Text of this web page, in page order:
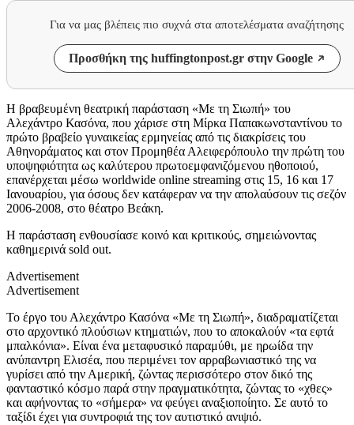
Για να μας βλέπεις πιο συχνά στα αποτελέσματα αναζήτησης
Προσθήκη της huffingtonpost.gr στην Google
Η βραβευμένη θεατρική παράσταση «Με τη Σιωπή» του
Αλεχάντρο Κασόνα, που χάρισε στη Μίρκα Παπακωνσταντίνου το
πρώτο βραβείο γυναικείας ερμηνείας από τις διακρίσεις του
Αθηνοράματος και στον Προμηθέα Αλειφερόπουλο την πρώτη του
υποψηφιότητα ως καλύτερου πρωτοεμφανιζόμενου ηθοποιού,
επανέρχεται μέσω worldwide online streaming στις 15, 16 και 17
Ιανουαρίου, για όσους δεν κατάφεραν να την απολαύσουν τις σεζόν
2006-2008, στο θέατρο Βεάκη.
Η παράσταση ενθουσίασε κοινό και κριτικούς, σημειώνοντας
καθημερινά sold out.
Advertisement
Advertisement
Το έργο του Αλεχάντρο Κασόνα «Με τη Σιωπή», διαδραματίζεται
στο αρχοντικό πλούσιων κτηματιών, που το αποκαλούν «τα εφτά
μπαλκόνια». Είναι ένα μεταφυσικό παραμύθι, με ηρωίδα την
ανύπαντρη Ελισέα, που περιμένει τον αρραβωνιαστικό της να
γυρίσει από την Αμερική, ζώντας περισσότερο στον δικό της
φανταστικό κόσμο παρά στην πραγματικότητα, ζώντας το «χθες»
και αφήνοντας το «σήμερα» να φεύγει αναξιοποίητο. Σε αυτό το
ταξίδι έχει για συντροφιά της τον αυτιστικό ανιψιό.